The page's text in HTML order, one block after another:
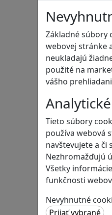
Základné súbory
webovej stránke
neukladajú
použité na
vášho
Tieto súbory
používa webová
navštevujete a či
Nezhromažďujú
Všetky
funkčnosti
Nevyhnutné